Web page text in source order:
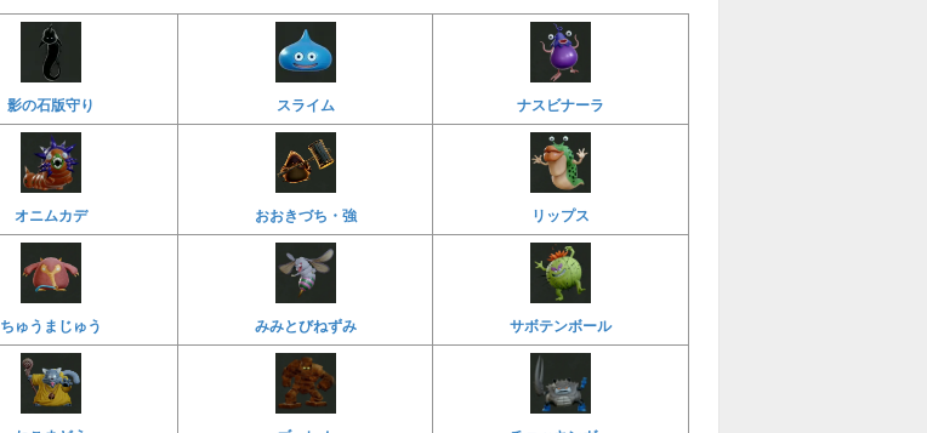
影の石版守り スライム ナスビナーラ
オニムカデ おおきづち・強 リップス
ちゅうまじゅう みみとびねずみ サボテンボール